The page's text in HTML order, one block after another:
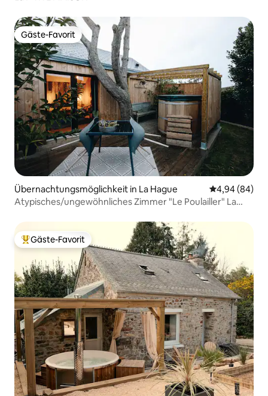
Gäste-Favorit
Gäste-Favorit
Übernachtungsmöglichkeit in La Hague
4,94 (84)
Atypisches/ungewöhnliches Zimmer "Le Poulailler" La
Beliebter Gäste-Favorit.
Gäste-Favorit